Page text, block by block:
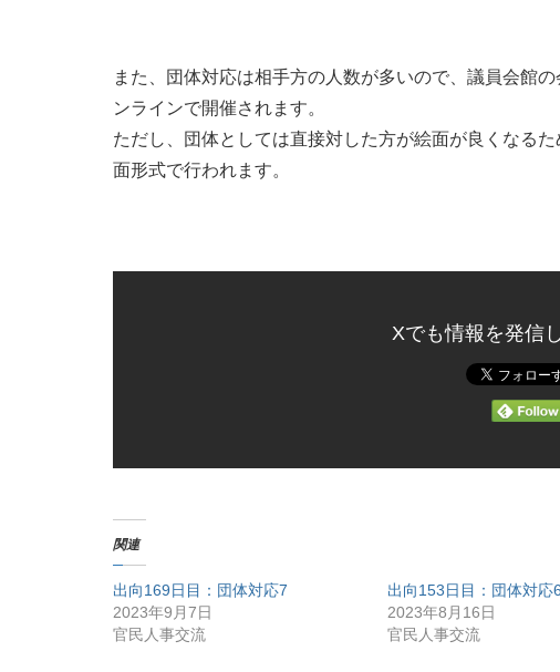
また、団体対応は相手方の人数が多いので、議員会館
ンラインで開催されます。
ただし、団体としては直接対した方が絵面が良くなる
面形式で行われます。
Xでも情報を発信
関連
出向169日目：団体対応7
2023年9月7日
官民人事交流
出向153日目：団体対応6
2023年8月16日
官民人事交流